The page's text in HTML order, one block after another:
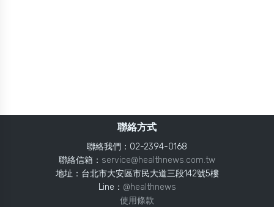
聯絡方式
聯絡我們：02-2394-0168
聯絡信箱： service@healthnews.com.tw
地址：台北市大安區市民大道三段142號5樓
Line： @healthnews
使用條款